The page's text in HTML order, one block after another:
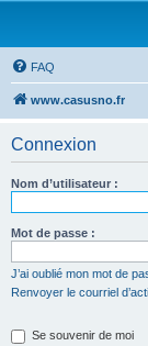
FAQ
www.casusno.fr
Connexion
Nom d’utilisateur :
Mot de passe :
J’ai oublié mon mot de
Renvoyer le courriel
Se souvenir de moi